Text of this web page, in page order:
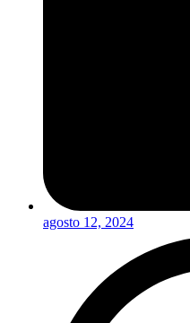
agosto 12, 2024